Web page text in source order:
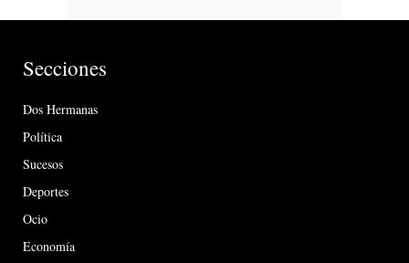
Secciones
Dos Hermanas
Política
Sucesos
Deportes
Ocio
Economía